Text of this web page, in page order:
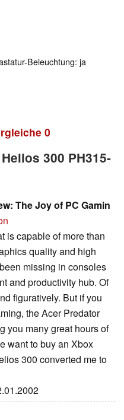
Beleuchtung: ja
0
300 PH315-
The Joy of PC Gamin
is capable of more than
quality and high
missing in consoles
and productivity hub. Of
figuratively. But if you
the Acer Predator
you many great hours of
want to buy an Xbox
300 converted me to